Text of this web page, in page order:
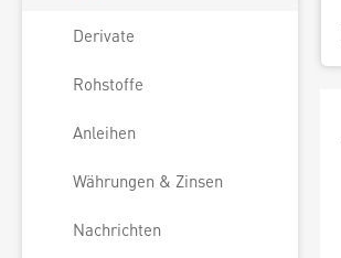
Derivate
Rohstoffe
Anleihen
Währungen & Zinsen
Nachrichten